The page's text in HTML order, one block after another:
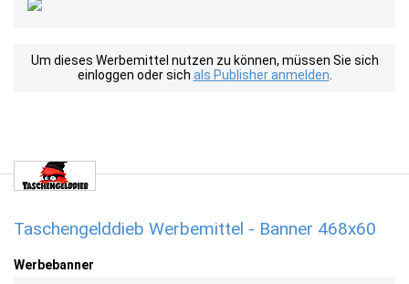
Um dieses Werbemittel nutzen zu können, müssen Sie sich
einloggen oder sich als Publisher anmelden
Taschengelddieb Werbemittel - Banner 468x60
Werbebanner